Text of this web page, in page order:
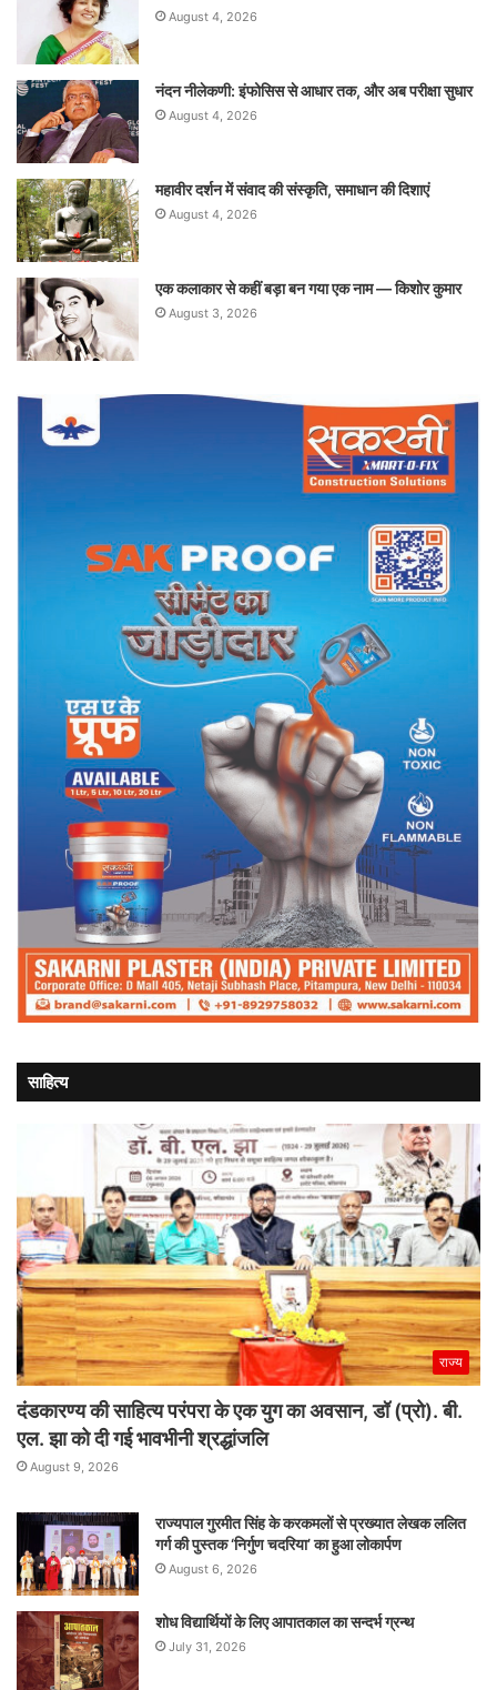
August 4, 2026
नंदन नीलेकणी: इंफोसिस से आधार तक, और अब परीक्षा सुधार
August 4, 2026
महावीर दर्शन में संवाद की संस्कृति, समाधान की दिशाएं
August 4, 2026
एक कलाकार से कहीं बड़ा बन गया एक नाम — किशोर कुमार
August 3, 2026
साहित्य
राज्य
दंडकारण्य की साहित्य परंपरा के एक युग का अवसान, डॉ (प्रो). बी.
एल. झा को दी गई भावभीनी श्रद्धांजलि
August 9, 2026
राज्यपाल गुरमीत सिंह के करकमलों से प्रख्यात लेखक ललित
गर्ग की पुस्तक ‘निर्गुण चदरिया’ का हुआ लोकार्पण
August 6, 2026
शोध विद्यार्थियों के लिए आपातकाल का सन्दर्भ ग्रन्थ
July 31, 2026